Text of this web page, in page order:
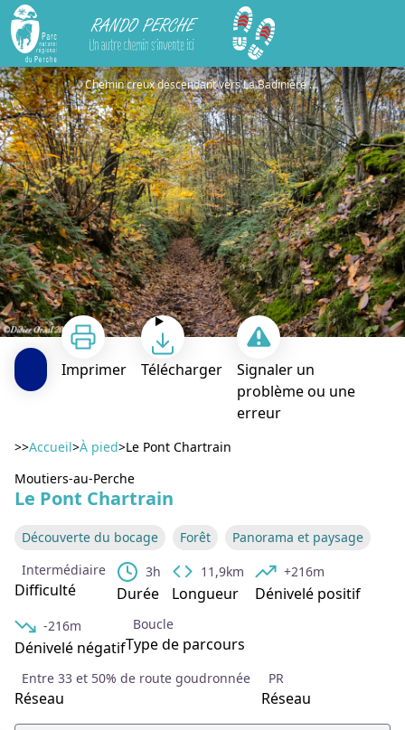
Rando Perche
Le Pont Chartrain Chemin creux descendant vers La Badinière - Didier Orsal
Imprimer Télécharger
Signaler un
problème ou une
erreur
>>Accueil>À pied>Le Pont Chartrain
Moutiers-au-Perche
Le Pont Chartrain
Découverte du bocage Forêt
Panorama et paysage
Intermédiaire
Difficulté
3h
Durée
11,9km
Longueur
+216m
Dénivelé positif
-216m
Dénivelé négatif
Boucle
Type de parcours
Entre 33 et 50% de route goudronnée
Réseau
PR
Réseau